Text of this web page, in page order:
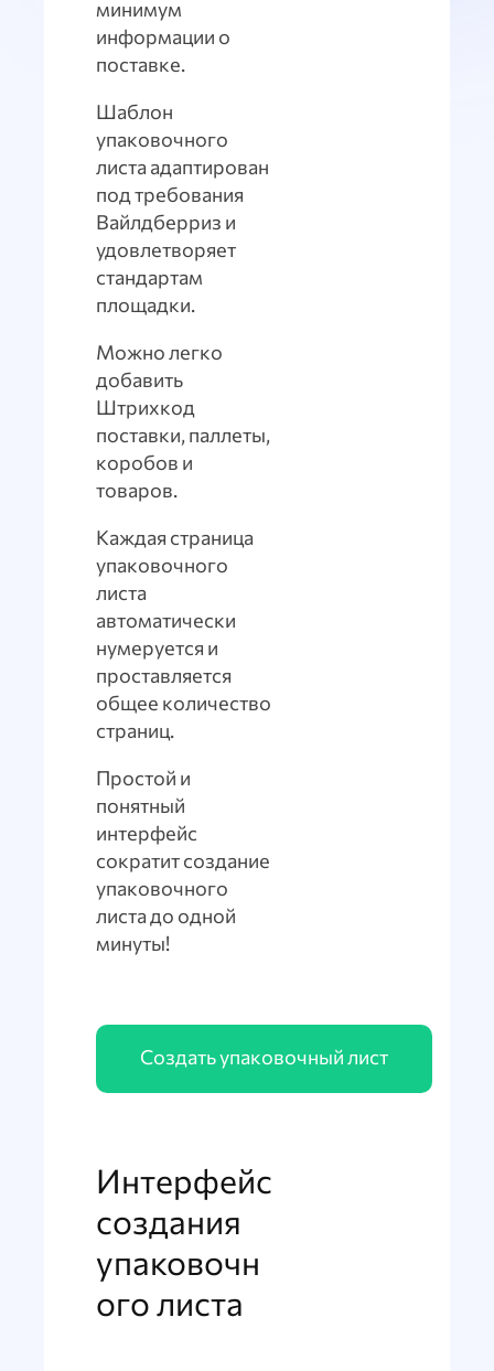
минимум
информации о
поставке.
Шаблон
упаковочного
листа адаптирован
под требования
Вайлдберриз и
удовлетворяет
стандартам
площадки.
Можно легко
добавить
Штрихкод
поставки, паллеты,
коробов и
товаров.
Каждая страница
упаковочного
листа
автоматически
нумеруется и
проставляется
общее количество
страниц.
Простой и
понятный
интерфейс
сократит создание
упаковочного
листа до одной
минуты!
Создать упаковочный лист
Интерфейс
создания
упаковочн
ого листа